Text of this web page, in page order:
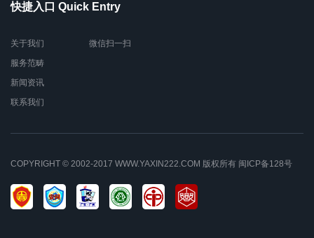
快捷入口 Quick Entry
关于我们
服务范畴
新闻资讯
联系我们
微信扫一扫
COPYRIGHT © 2002-2017 WWW.YAXIN222.COM 版权所有 闽ICP备128号